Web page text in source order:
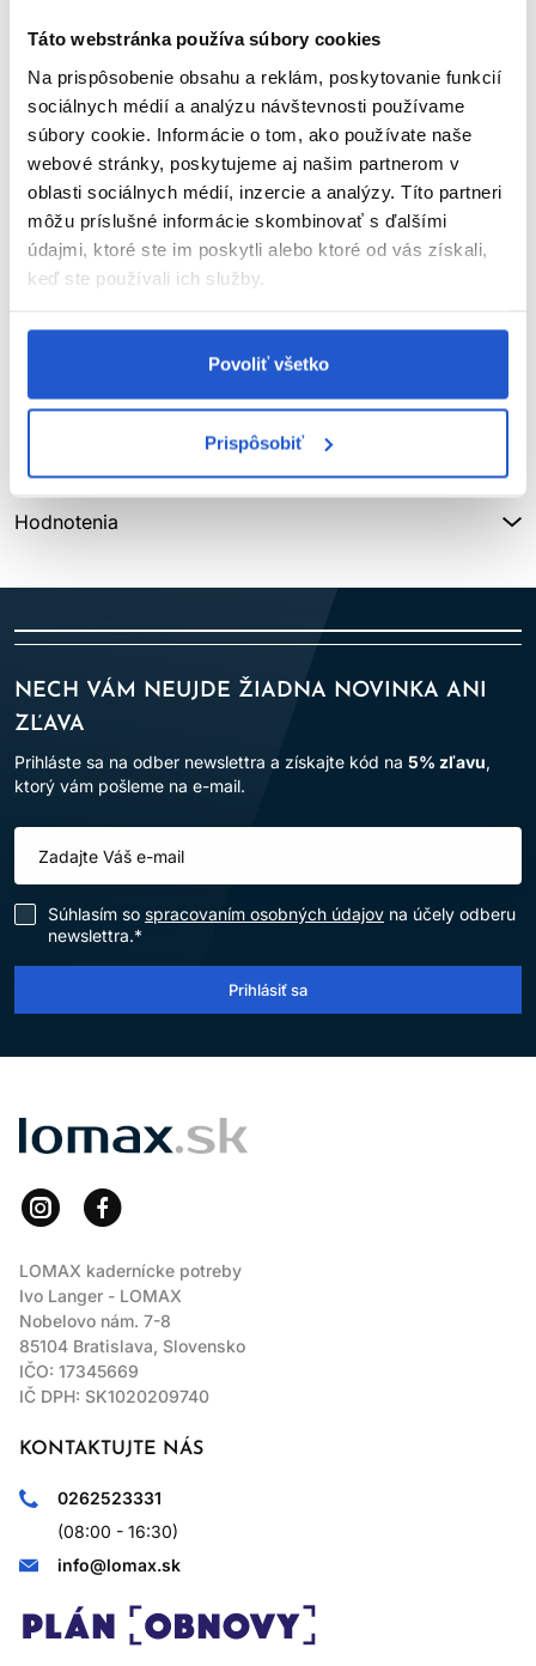
Táto webstránka používa súbory cookies
Na prispôsobenie obsahu a reklám, poskytovanie funkcií
sociálnych médií a analýzu návštevnosti používame
súbory cookie. Informácie o tom, ako používate naše
webové stránky, poskytujeme aj našim partnerom v
oblasti sociálnych médií, inzercie a analýzy. Títo partneri
môžu príslušné informácie skombinovať s ďalšími
údajmi, ktoré ste im poskytli alebo ktoré od vás získali,
keď ste používali ich služby.
Povoliť všetko
Prispôsobiť
podstava
Attractio je definícia štýlového a pútavého dizajnu. Ak sa
rozhodnete pre túto stoličku, tak si môžete byť istý jej kvalitou,
komfortom a nadčasovosťou. Otočná o 360°, krížová podstava.
SIBEL LUXUSNÉ STOLIČKY - Čo ich robí lepšími? Chrómové
držadlo na zadnej časti stoličky, 100% garancia nehrdzavenia.
Úhľadne vyrobená kovová podpora na spodnej časti stoličky.
Hydraulika s unikátnou 5-ročnou zárukou. Extra vrstva
ohňovzdornej peny 40kg/m2 (BS 5852) pre maximálny komfort.
Ochranný obal na mieru opierky. Kvalitný dizajn v každom
poťahy na objednávku.
Parametre
Hodnotenia
NECH VÁM NEUJDE ŽIADNA NOVINKA ANI
ZĽAVA
Prihláste sa na odber newslettra a získajte kód na 5% zľavu,
ktorý vám pošleme na e-mail.
Súhlasím so spracovaním osobných údajov na účely odberu
newslettra.*
Prihlásiť sa
LOMAX
LOMAX kadernícke potreby
Ivo Langer - LOMAX
Nobelovo nám. 7-8
85104 Bratislava, Slovensko
IČO: 17345669
IČ DPH: SK1020209740
KONTAKTUJTE NÁS
0262523331
(08:00 - 16:30)
info@lomax.sk